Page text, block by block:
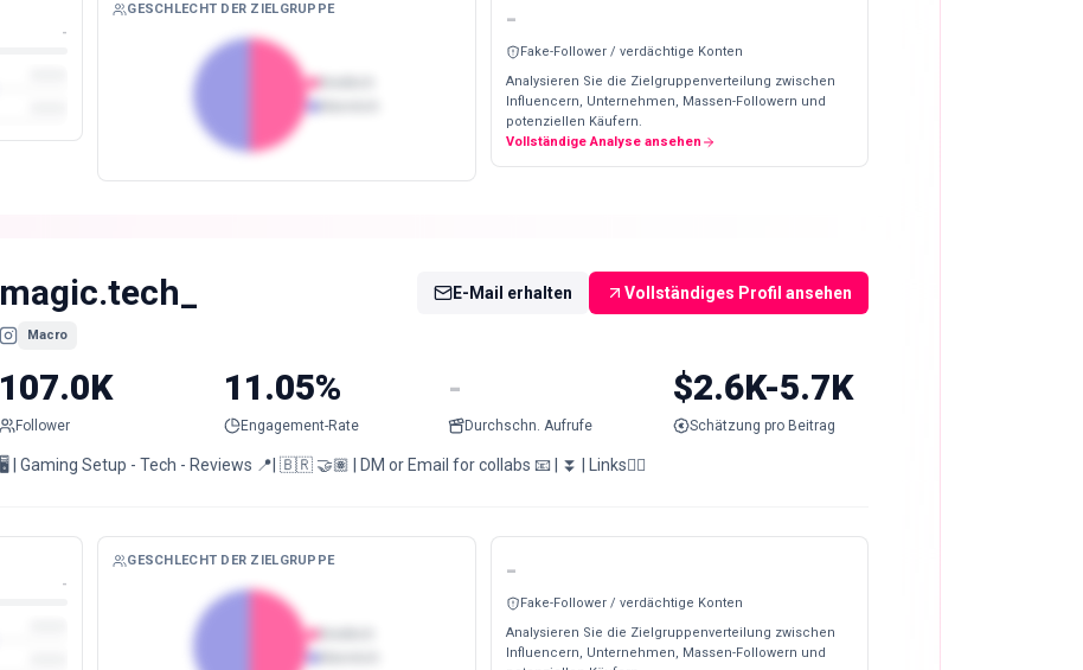
-
GESCHLECHT DER ZIELGRUPPE -
Fake-Follower / verdächtige Konten
Analysieren Sie die Zielgruppenverteilung zwischen
Influencern, Unternehmen, Massen-Followern und
potenziellen Käufern.
Vollständige Analyse ansehen
magic.tech_
Macro
E-Mail erhalten Vollständiges Profil ansehen
107.0K
Follower
11.05%
Engagement-Rate
-
Durchschn. Aufrufe
$2.6K-5.7K
Schätzung pro Beitrag
🖥️ | Gaming Setup - Tech - Reviews 📍| 🇧🇷 🤝🏽 | DM or Email for collabs 📧 | ⏬ | Links👇🏽
-
GESCHLECHT DER ZIELGRUPPE
Weiblich
-
Fake-Follower / verdächtige Konten
Analysieren Sie die Zielgruppenverteilung zwischen
Influencern, Unternehmen, Massen-Followern und